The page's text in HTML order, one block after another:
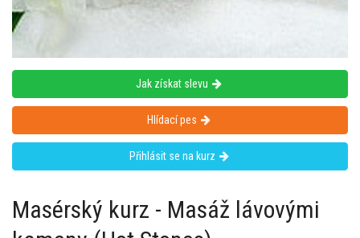
Jak získat slevu
Hlídací pes
Přihlásit se na kurz
Masérský kurz - Masáž lávovými